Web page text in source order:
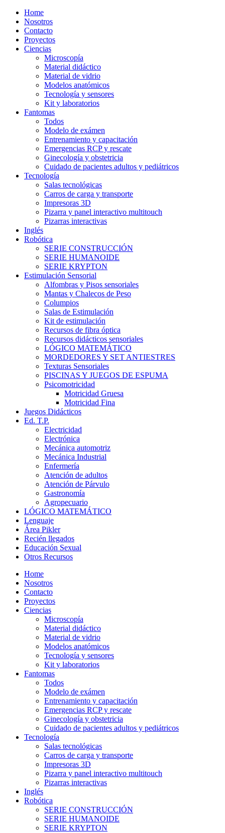
Home
Nosotros
Contacto
Proyectos
Ciencias
Microscopía
Material didáctico
Material de vidrio
Modelos anatómicos
Tecnología y sensores
Kit y laboratorios
Fantomas
Todos
Modelo de exámen
Entrenamiento y capacitación
Emergencias RCP y rescate
Ginecología y obstetricia
Cuidado de pacientes adultos y pediátricos
Tecnología
Salas tecnológicas
Carros de carga y transporte
Impresoras 3D
Pizarra y panel interactivo multitouch
Pizarras interactivas
Inglés
Robótica
SERIE CONSTRUCCIÓN
SERIE HUMANOIDE
SERIE KRYPTON
Estimulación Sensorial
Alfombras y Pisos sensoriales
Mantas y Chalecos de Peso
Columpios
Salas de Estimulación
Kit de estimulación
Recursos de fibra óptica
Recursos didácticos sensoriales
LÓGICO MATEMÁTICO
MORDEDORES Y SET ANTIESTRES
Texturas Sensoriales
PISCINAS Y JUEGOS DE ESPUMA
Psicomotricidad
Motricidad Gruesa
Motricidad Fina
Juegos Didácticos
Ed. T.P.
Electricidad
Electrónica
Mecánica automotriz
Mecánica Industrial
Enfermería
Atención de adultos
Atención de Párvulo
Gastronomía
Agropecuario
LÓGICO MATEMÁTICO
Lenguaje
Área Pikler
Recién llegados
Educación Sexual
Otros Recursos
Home
Nosotros
Contacto
Proyectos
Ciencias
Microscopía
Material didáctico
Material de vidrio
Modelos anatómicos
Tecnología y sensores
Kit y laboratorios
Fantomas
Todos
Modelo de exámen
Entrenamiento y capacitación
Emergencias RCP y rescate
Ginecología y obstetricia
Cuidado de pacientes adultos y pediátricos
Tecnología
Salas tecnológicas
Carros de carga y transporte
Impresoras 3D
Pizarra y panel interactivo multitouch
Pizarras interactivas
Inglés
Robótica
SERIE CONSTRUCCIÓN
SERIE HUMANOIDE
SERIE KRYPTON